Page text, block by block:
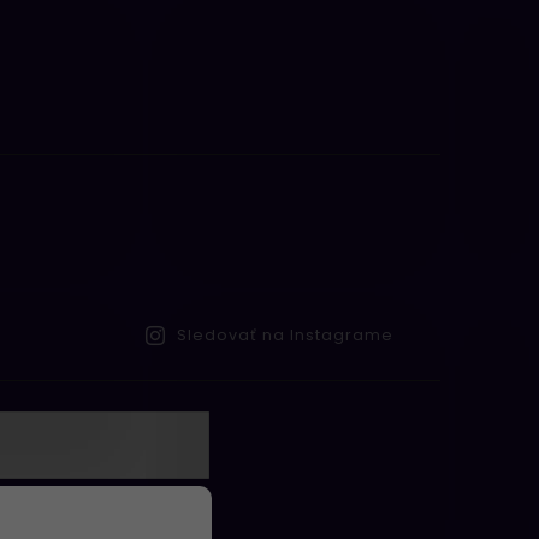
Sledovať na Instagrame